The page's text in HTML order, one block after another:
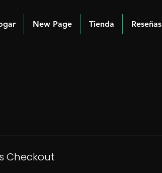
New Page Tienda Reseñas
Checkout